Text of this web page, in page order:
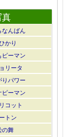
なんばん
かり
ピーマン
リータ
りパワー
ピーマン
コット
トン
の舞